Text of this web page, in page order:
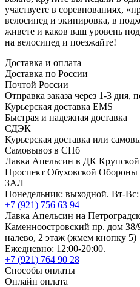
участвуете в соревнованиях,
велосипед и экипировка, в
живете и каков ваш уровень
на велосипед и поезжайте!
Доставка и оплата
Доставка по России
Почтой России
Отправка заказа через 1-3 дня,
Курьерская доставка EMS
Быстрая и надежная доставка
СДЭК
Курьерская доставка или
Самовывоз в СПб
Лавка Апельсин в ДК Крупской
Проспект Обуховской
ЗАЛ
Понедельник: выходной. Вт-Вс:
+7 (921) 756 63 94
Лавка Апельсин на
Каменноостровский пр. дом 38/
налево, 2 этаж (жмем кнопку 5)
Ежедневно: 12:00-20:00.
+7 (921) 764 90 28
Способы оплаты
Онлайн оплата